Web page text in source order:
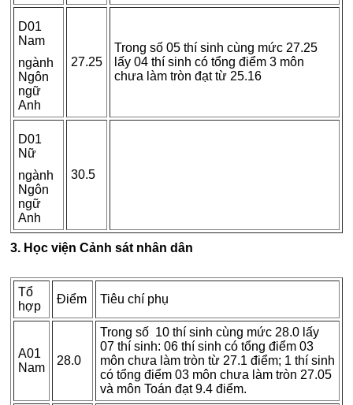
D01
Nam
ngành
Ngôn
ngữ
Anh
27.25
Trong số 05 thí sinh cùng mức 27.25
lấy 04 thí sinh có tổng điểm 3 môn
chưa làm tròn đạt từ 25.16
D01
Nữ
ngành
Ngôn
ngữ
Anh
30.5
3. Học viện Cảnh sát nhân dân
Tổ
hợp
Điểm Tiêu chí phụ
A01
Nam
28.0
Trong số 10 thí sinh cùng mức 28.0 lấy
07 thí sinh: 06 thí sinh có tổng điểm 03
môn chưa làm tròn từ 27.1 điểm; 1 thí sinh
có tổng điểm 03 môn chưa làm tròn 27.05
và môn Toán đạt 9.4 điểm.